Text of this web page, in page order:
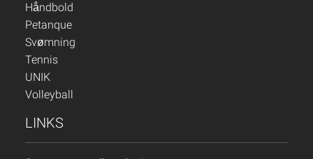
Håndbold
Petanque
Svømning
Tennis
UNIK
Volleyball
LINKS